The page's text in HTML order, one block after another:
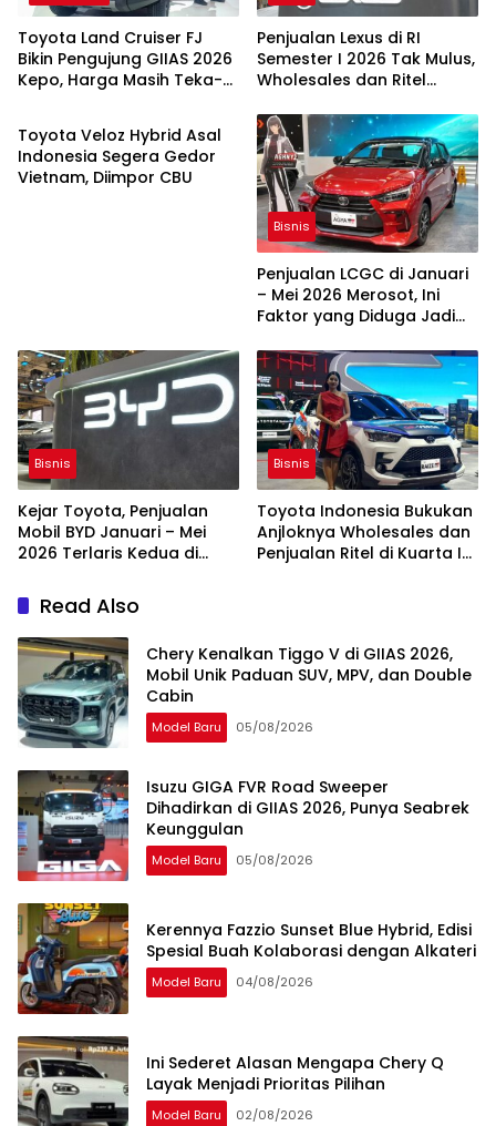
Toyota Land Cruiser FJ
Bikin Pengujung GIIAS 2026
Kepo, Harga Masih Teka-
Penjualan Lexus di RI
Semester I 2026 Tak Mulus,
Wholesales dan Ritel
Bisnis
Toyota Veloz Hybrid Asal
Indonesia Segera Gedor
Vietnam, Diimpor CBU
Bisnis
Penjualan LCGC di Januari
– Mei 2026 Merosot, Ini
Faktor yang Diduga Jadi
Bisnis
Kejar Toyota, Penjualan
Mobil BYD Januari – Mei
2026 Terlaris Kedua di
Bisnis
Toyota Indonesia Bukukan
Anjloknya Wholesales dan
Penjualan Ritel di Kuarta I
Read Also
Chery Kenalkan Tiggo V di GIIAS 2026,
Mobil Unik Paduan SUV, MPV, dan Double
Cabin
Model Baru 05/08/2026
Isuzu GIGA FVR Road Sweeper
Dihadirkan di GIIAS 2026, Punya Seabrek
Keunggulan
Model Baru 05/08/2026
Kerennya Fazzio Sunset Blue Hybrid, Edisi
Spesial Buah Kolaborasi dengan Alkateri
Model Baru 04/08/2026
Ini Sederet Alasan Mengapa Chery Q
Layak Menjadi Prioritas Pilihan
Model Baru 02/08/2026